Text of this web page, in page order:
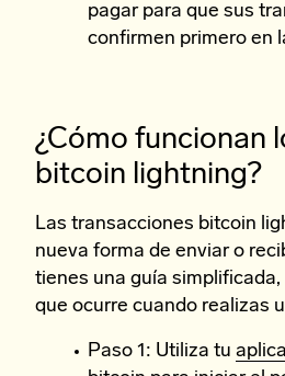
pagar para que sus
confirmen primero en
¿Cómo funcionan
bitcoin lightning?
Las transacciones bitcoin
nueva forma de enviar o
tienes una guía simplificada,
que ocurre cuando realizas
Paso 1: Utiliza tu